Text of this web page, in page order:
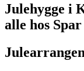
Julehygge i
alle hos